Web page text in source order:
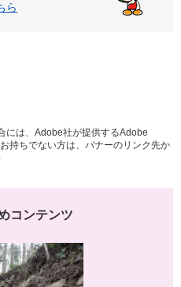
ら
には、Adobe社が提供するAdobe
持ちでない方は、バナーのリンク先か
コンテンツ